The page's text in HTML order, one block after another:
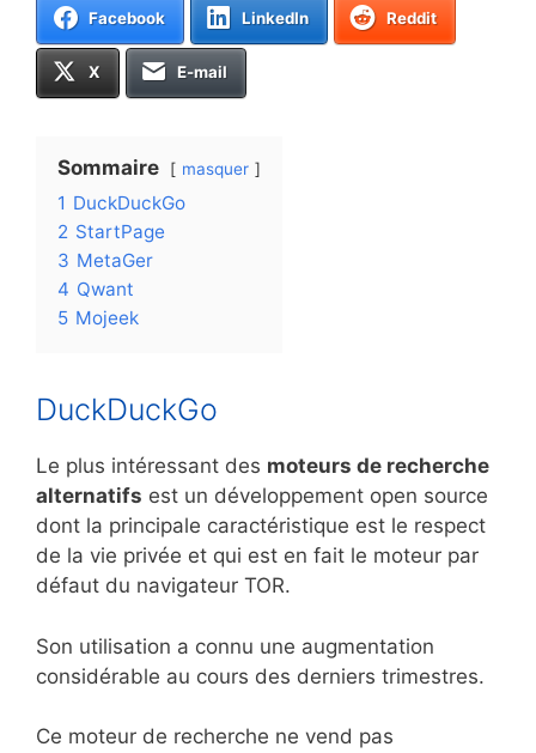
Facebook LinkedIn Reddit
X E-mail
Sommaire masquer
1 DuckDuckGo
2 StartPage
3 MetaGer
4 Qwant
5 Mojeek
DuckDuckGo
Le plus intéressant des moteurs de recherche
alternatifs est un développement open source
dont la principale caractéristique est le respect
de la vie privée et qui est en fait le moteur par
défaut du navigateur TOR.
Son utilisation a connu une augmentation
considérable au cours des derniers trimestres.
Ce moteur de recherche ne vend pas